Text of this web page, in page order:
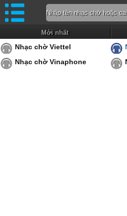
Mới nhất
Nhạc chờ Viettel
Nhạc chờ Vinaphone